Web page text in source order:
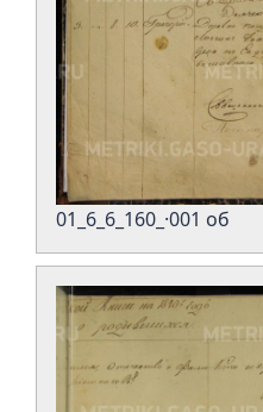
01_6_6_160_·001 об